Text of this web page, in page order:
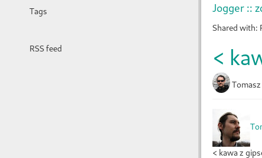
Tags
RSS feed
Jogger ::
Shared with:
<
< kawa z